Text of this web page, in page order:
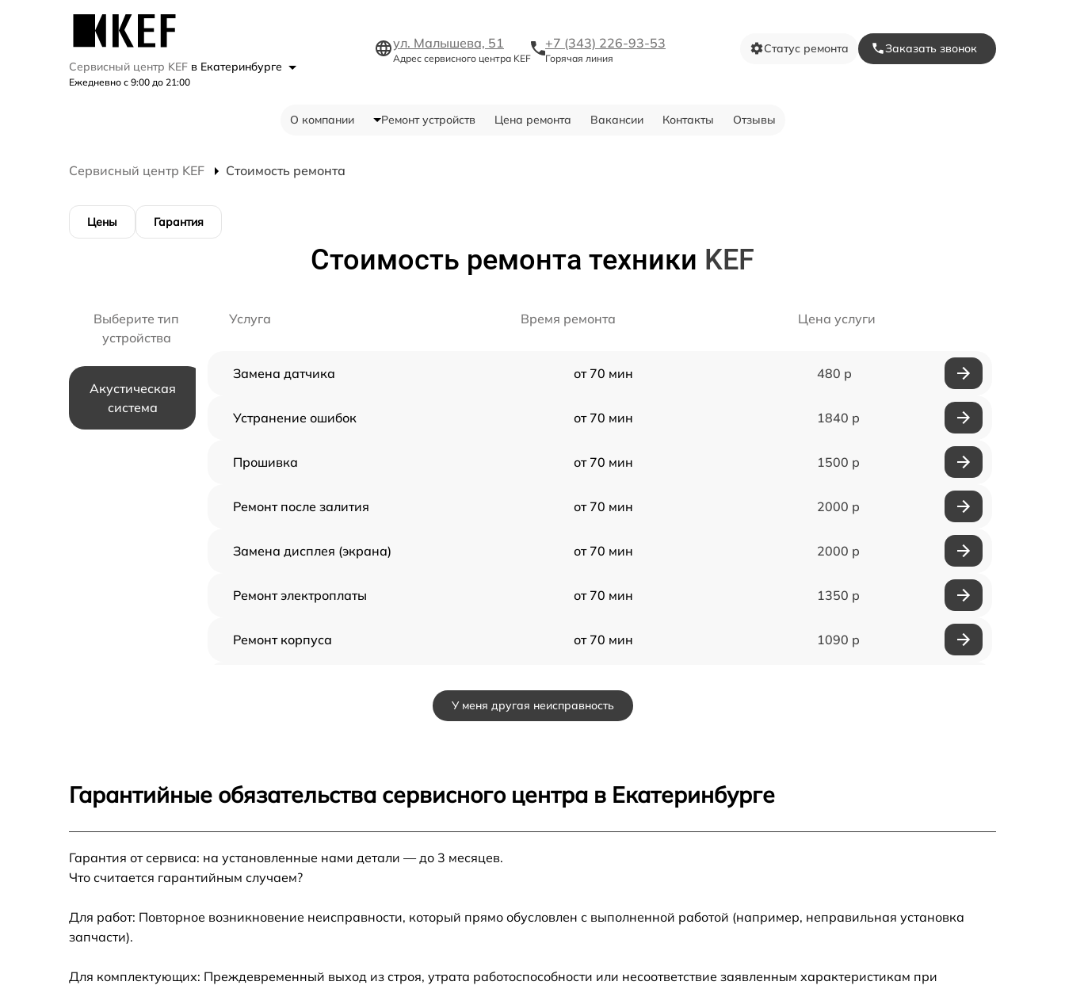
Сервисный центр KEF в Екатеринбурге
Ежедневно с 9:00 до 21:00
ул. Малышева, 51
Адрес сервисного центра KEF
+7 (343) 226-93-53
Горячая линия
Статус ремонта Заказать звонок
О компании Ремонт устройств Цена ремонта Вакансии Контакты Отзывы
Сервисный центр KEF Стоимость ремонта
Цены Гарантия
Стоимость ремонта техники KEF
Выберите тип
устройства
Акустическая
система
Услуга Время ремонта Цена услуги
Замена датчика от 70 мин 480 р
Устранение ошибок от 70 мин 1840 р
Прошивка от 70 мин 1500 р
Ремонт после залития от 70 мин 2000 р
Замена дисплея (экрана) от 70 мин 2000 р
Ремонт электроплаты от 70 мин 1350 р
Ремонт корпуса от 70 мин 1090 р
Модернизация
У меня другая неисправность
Гарантийные обязательства сервисного центра в Екатеринбурге
Гарантия от сервиса: на установленные нами детали — до 3 месяцев.
Что считается гарантийным случаем?
Для работ: Повторное возникновение неисправности, который прямо обусловлен с выполненной работой (например, неправильная установка
запчасти).
Для комплектующих: Преждевременный выход из строя, утрата работоспособности или несоответствие заявленным характеристикам при